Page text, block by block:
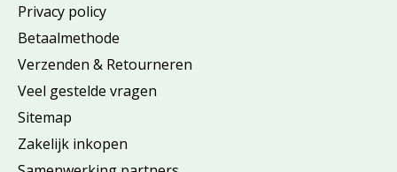
Privacy policy
Betaalmethode
Verzenden & Retourneren
Veel gestelde vragen
Sitemap
Zakelijk inkopen